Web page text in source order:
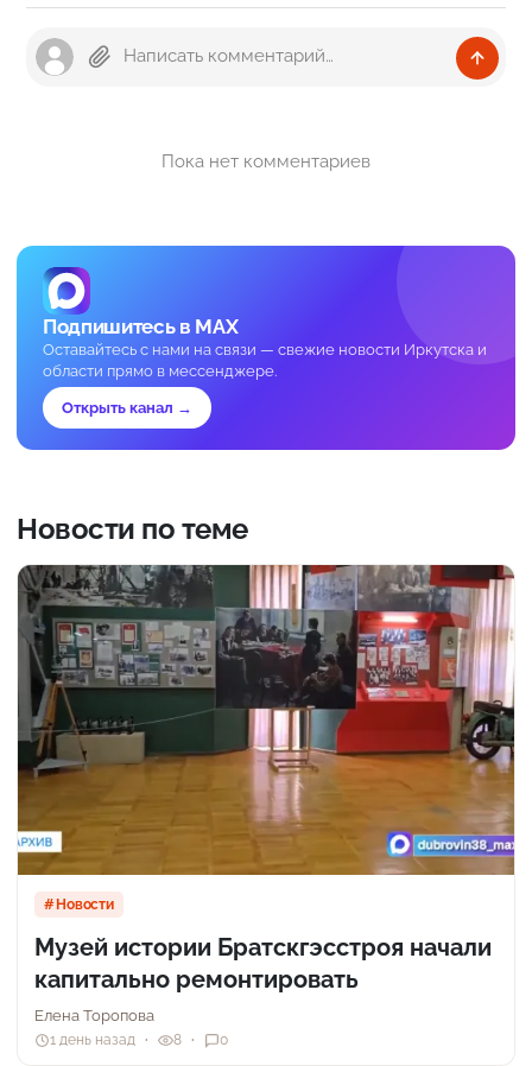
Пока нет комментариев
Подпишитесь в MAX
Оставайтесь с нами на связи — свежие новости Иркутска и
области прямо в мессенджере.
Открыть канал →
Новости по теме
Новости
Музей истории Братскгэсстроя начали
капитально ремонтировать
Елена Торопова
1 день назад 8 0